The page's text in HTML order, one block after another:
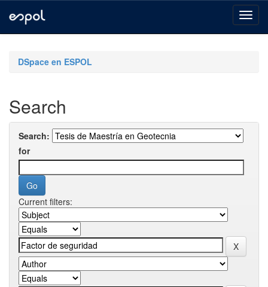
navigationDSpace en ESPOL
Search
Search:
for
Current filters: